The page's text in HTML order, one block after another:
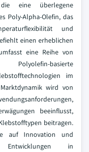
eine überlegene
Poly-Alpha-Olefin, das
und
einen erheblichen
eine Reihe von
basierte
im
wird von
beeinflusst,
beitragen.
auf Innovation und
in